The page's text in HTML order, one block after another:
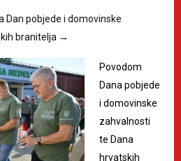
Dan pobjede i domovinske
branitelja →
Povodom
Dana pobjede
i domovinske
zahvalnosti
te Dana
hrvatskih